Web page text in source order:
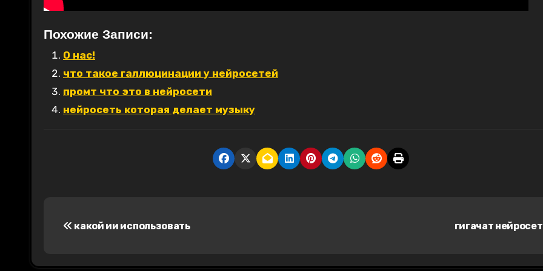
Похожие Записи:
О нас!
что такое галлюцинации у нейросетей
промт что это в нейросети
нейросеть которая делает музыку
какой ии использовать гигачат